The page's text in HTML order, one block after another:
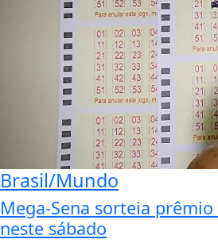
Brasil/Mundo
Mega-Sena sorteia
neste sábado